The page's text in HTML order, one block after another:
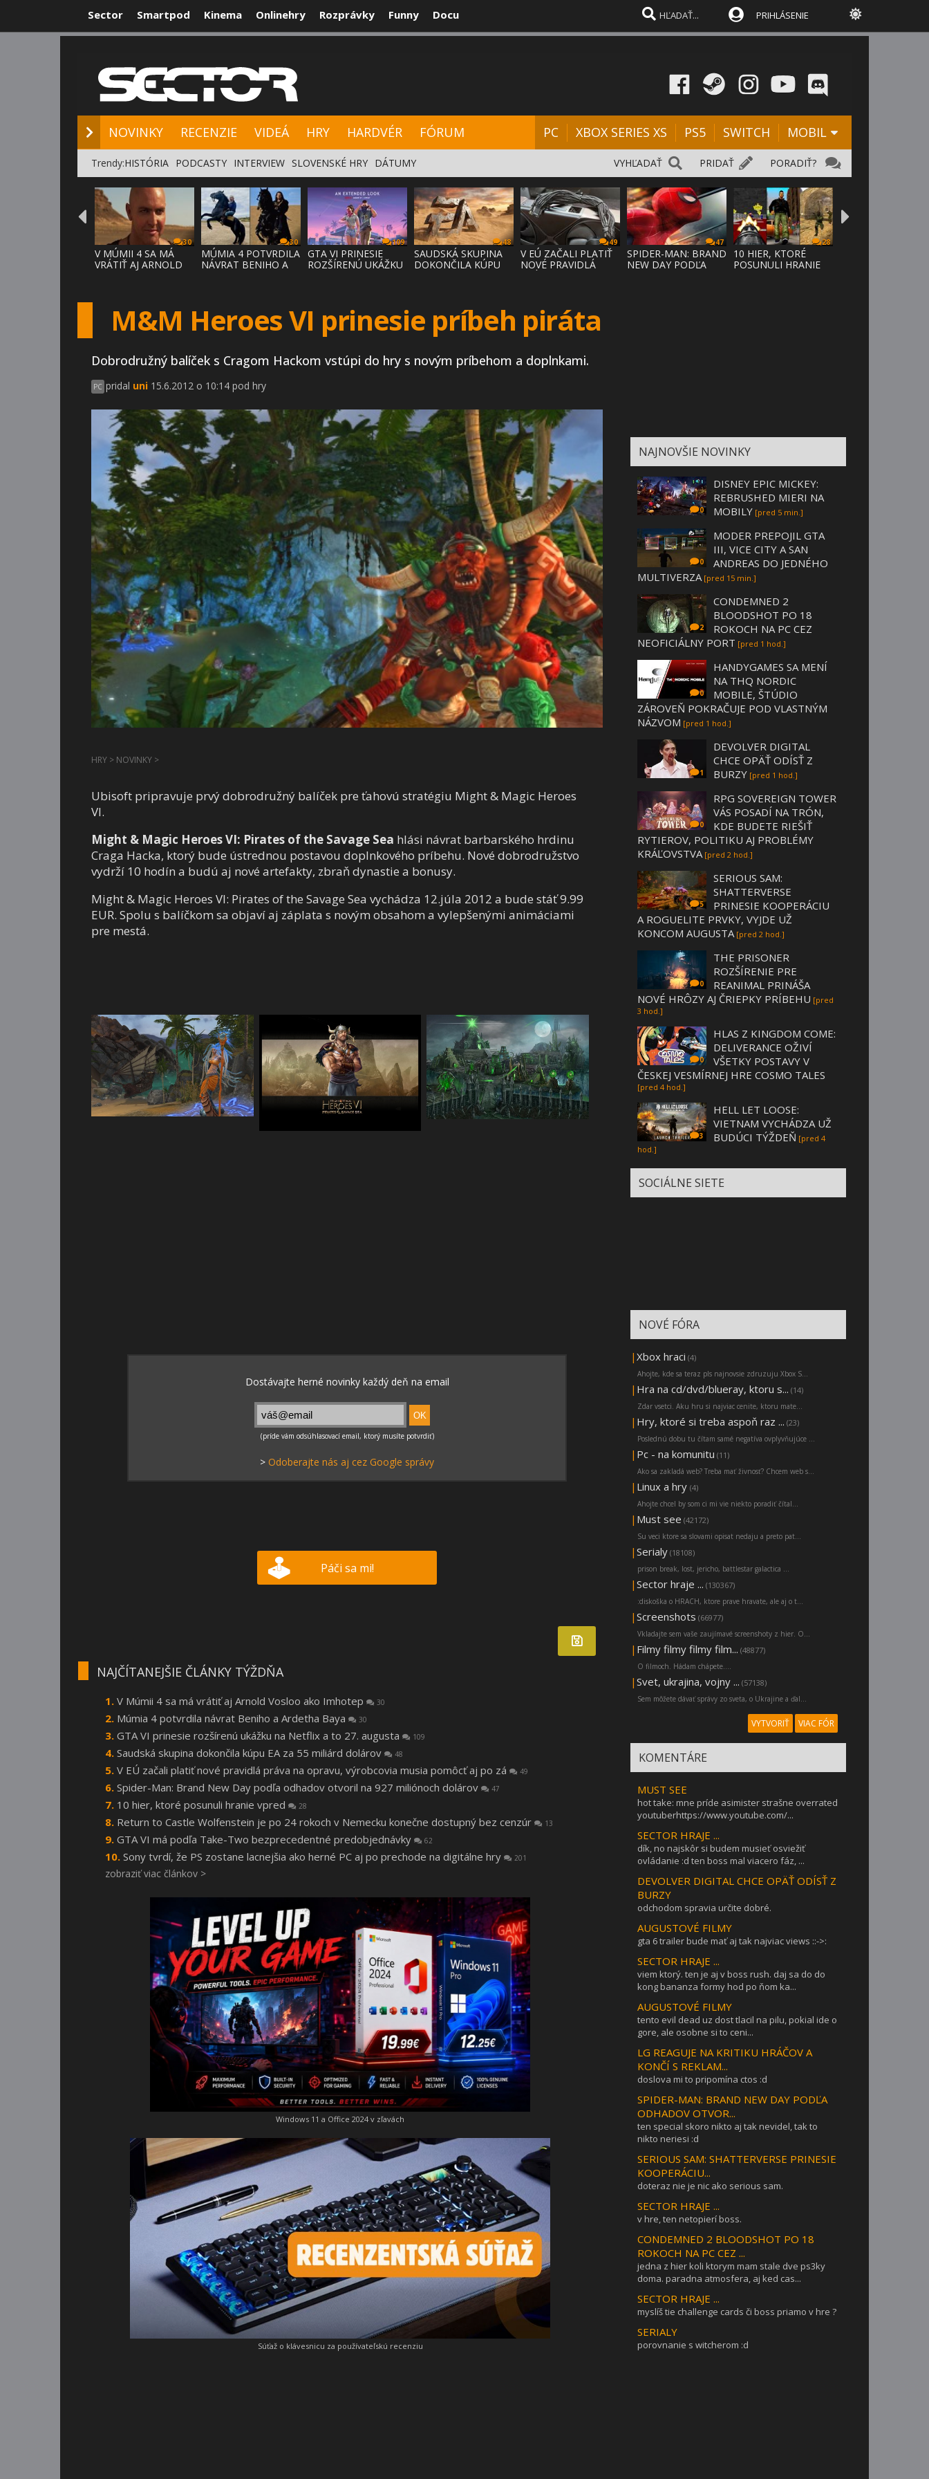
Sector Smartpod Kinema Onlinehry Rozprávky Funny Docu PRIHLÁSENIE
NOVINKY RECENZIE VIDEÁ HRY HARDVÉR FÓRUM PC XBOX SERIES XS PS5 SWITCH MOBIL
PORADIŤ?
PRIDAŤ
VYHĽADAŤ
Trendy:HISTÓRIA PODCASTY INTERVIEW SLOVENSKÉ HRY DÁTUMY
30
V MÚMII 4 SA MÁ
VRÁTIŤ AJ ARNOLD
30
MÚMIA 4 POTVRDILA
NÁVRAT BENIHO A
109
GTA VI PRINESIE
ROZŠÍRENÚ UKÁŽKU
48
SAUDSKÁ SKUPINA
DOKONČILA KÚPU
49
V EÚ ZAČALI PLATIŤ
NOVÉ PRAVIDLÁ
47
SPIDER-MAN: BRAND
NEW DAY PODĽA
28
10 HIER, KTORÉ
POSUNULI HRANIE
M&M Heroes VI prinesie príbeh piráta
Dobrodružný balíček s Cragom Hackom vstúpi do hry s novým príbehom a doplnkami.
PC pridal uni 15.6.2012 o 10:14 pod hry
HRY > NOVINKY >
Ubisoft pripravuje prvý dobrodružný balíček pre ťahovú stratégiu Might & Magic Heroes
VI.
Might & Magic Heroes VI: Pirates of the Savage Sea hlási návrat barbarského hrdinu
Craga Hacka, ktorý bude ústrednou postavou doplnkového príbehu. Nové dobrodružstvo
vydrží 10 hodín a budú aj nové artefakty, zbraň dynastie a bonusy.
Might & Magic Heroes VI: Pirates of the Savage Sea vychádza 12.júla 2012 a bude stáť 9.99
EUR. Spolu s balíčkom sa objaví aj záplata s novým obsahom a vylepšenými animáciami
pre mestá.
> Odoberajte nás aj cez Google správy
Páči sa mi!
NAJČÍTANEJŠIE ČLÁNKY TÝŽDŇA
V Múmii 4 sa má vrátiť aj Arnold Vosloo ako Imhotep 30
Múmia 4 potvrdila návrat Beniho a Ardetha Baya 30
GTA VI prinesie rozšírenú ukážku na Netflix a to 27. augusta 109
Saudská skupina dokončila kúpu EA za 55 miliárd dolárov 48
V EÚ začali platiť nové pravidlá práva na opravu, výrobcovia musia pomôcť aj po zá 49
Spider-Man: Brand New Day podľa odhadov otvoril na 927 miliónoch dolárov 47
10 hier, ktoré posunuli hranie vpred 28
Return to Castle Wolfenstein je po 24 rokoch v Nemecku konečne dostupný bez cenzúr 13
GTA VI má podľa Take-Two bezprecedentné predobjednávky 62
Sony tvrdí, že PS zostane lacnejšia ako herné PC aj po prechode na digitálne hry 201
zobraziť viac článkov >
Windows 11 a Office 2024 v zľavách
Súťaž o klávesnicu za používateľskú recenziu
NAJNOVŠIE NOVINKY
0
DISNEY EPIC MICKEY:
REBRUSHED MIERI NA
MOBILY [pred 5 min.]
0
MODER PREPOJIL GTA
III, VICE CITY A SAN
ANDREAS DO JEDNÉHO
MULTIVERZA [pred 15 min.]
2
CONDEMNED 2
BLOODSHOT PO 18
ROKOCH NA PC CEZ
NEOFICIÁLNY PORT [pred 1 hod.]
0
HANDYGAMES SA MENÍ
NA THQ NORDIC
MOBILE, ŠTÚDIO
ZÁROVEŇ POKRAČUJE POD VLASTNÝM
NÁZVOM [pred 1 hod.]
1
DEVOLVER DIGITAL
CHCE OPÄŤ ODÍSŤ Z
BURZY [pred 1 hod.]
0
RPG SOVEREIGN TOWER
VÁS POSADÍ NA TRÓN,
KDE BUDETE RIEŠIŤ
RYTIEROV, POLITIKU AJ PROBLÉMY
KRÁĽOVSTVA [pred 2 hod.]
5
SERIOUS SAM:
SHATTERVERSE
PRINESIE KOOPERÁCIU
A ROGUELITE PRVKY, VYJDE UŽ
KONCOM AUGUSTA [pred 2 hod.]
0
THE PRISONER
ROZŠÍRENIE PRE
REANIMAL PRINÁŠA
NOVÉ HRÔZY AJ ČRIEPKY PRÍBEHU [pred
3 hod.]
0
HLAS Z KINGDOM COME:
DELIVERANCE OŽIVÍ
VŠETKY POSTAVY V
ČESKEJ VESMÍRNEJ HRE COSMO TALES
[pred 4 hod.]
3
HELL LET LOOSE:
VIETNAM VYCHÁDZA UŽ
BUDÚCI TÝŽDEŇ [pred 4
hod.]
SOCIÁLNE SIETE
NOVÉ FÓRA
| Xbox hraci (4)
Ahojte, kde sa teraz pls najnovsie zdruzuju Xbox S...
| Hra na cd/dvd/blueray, ktoru s... (14)
Zdar vsetci. Aku hru si najviac cenite, ktoru mate...
| Hry, ktoré si treba aspoň raz ... (23)
Poslednú dobu tu čítam samé negatíva ovplyvňujúce ...
| Pc - na komunitu (11)
Ako sa zakladá web? Treba mať živnosť? Chcem web s...
| Linux a hry (4)
Ahojte chcel by som ci mi vie niekto poradiť čítal...
| Must see (42172)
Su veci ktore sa slovami opisat nedaju a preto pat...
| Serialy (18108)
prison break, lost, jericho, battlestar galactica ...
| Sector hraje ... (130367)
:diskoška o HRACH, ktore prave hravate, ale aj o t...
| Screenshots (66977)
Vkladajte sem vaše zaujímavé screenshoty z hier. O...
| Filmy filmy filmy film... (48877)
O filmoch. Hádam chápete....
| Svet, ukrajina, vojny ... (57138)
Sem môžete dávať správy zo sveta, o Ukrajine a ďal...
VYTVORIŤ VIAC FÓR
KOMENTÁRE
MUST SEE
hot take: mne príde asimister strašne overrated
youtuberhttps://www.youtube.com/...
SECTOR HRAJE ...
dík, no najskôr si budem musieť osviežiť
ovládanie :d ten boss mal viacero fáz, ...
DEVOLVER DIGITAL CHCE OPÄŤ ODÍSŤ Z
BURZY
odchodom spravia určite dobré.
AUGUSTOVÉ FILMY
gta 6 trailer bude mať aj tak najviac views ::->:
SECTOR HRAJE ...
viem ktorý. ten je aj v boss rush. daj sa do do
kong bananza formy hod po ňom ka...
AUGUSTOVÉ FILMY
tento evil dead uz dost tlacil na pilu, pokial ide o
gore, ale osobne si to ceni...
LG REAGUJE NA KRITIKU HRÁČOV A
KONČÍ S REKLAM...
doslova mi to pripomína ctos :d
SPIDER-MAN: BRAND NEW DAY PODĽA
ODHADOV OTVOR...
ten special skoro nikto aj tak nevidel, tak to
nikto neriesi :d
SERIOUS SAM: SHATTERVERSE PRINESIE
KOOPERÁCIU...
doteraz nie je nic ako serious sam.
SECTOR HRAJE ...
v hre, ten netopierí boss.
CONDEMNED 2 BLOODSHOT PO 18
ROKOCH NA PC CEZ ...
jedna z hier koli ktorym mam stale dve ps3ky
doma. paradna atmosfera, aj ked cas...
SECTOR HRAJE ...
myslíš tie challenge cards či boss priamo v hre ?
SERIALY
porovnanie s witcherom :d